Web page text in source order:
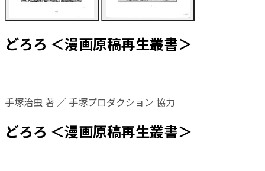
どろろ ＜漫画原稿再生叢書＞
手塚治虫 著 ／ 手塚プロダクション 協力
どろろ ＜漫画原稿再生叢書＞